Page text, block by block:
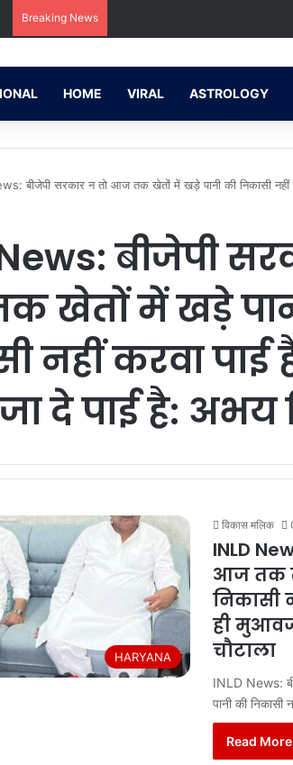
Breaking News
HOME VIRAL ASTROLOGY
बीजेपी सरकार न तो आज तक खेतों में खड़े पानी की निकासी नहीं
बीजेपी
खेतों में खड़े
नहीं करवा
दे पाई है: अभय
HARYANA
विकास मलिक
INLD
आज तक
निकासी
ही
चौटाला
INLD News:
पानी की
Read